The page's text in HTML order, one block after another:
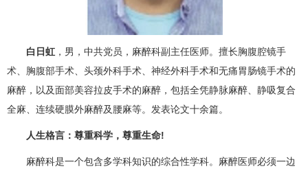
白日虹 ，男，中共党员， 麻醉科副主任医师。擅长胸腹腔镜手
术、胸腹部手术、 头颈外科手术、 神经外科手术和无痛胃肠镜手术的
麻醉，以及面部美容拉皮手术的麻醉，包括全凭静脉麻醉、静吸复合
全麻、连续硬膜外麻醉及腰麻等。发表论文十余篇。
人生格言：尊重科学，尊重生命!
麻醉科是一个包含多学科知识的综合性学科。麻醉医师必须一边